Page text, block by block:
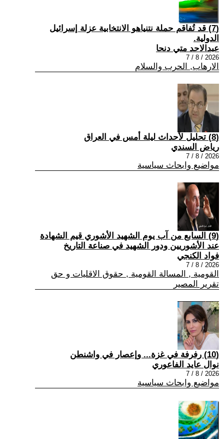
(7) قد تُفاقم حملة نتنياهو الانتخابية عزلة إسرائيل
الدولية.
عبدالاحد متي دنحا
2026 / 8 / 7
الارهاب, الحرب والسلام
(8) تحليل لأحداث ليلة أمس في العراق
رياض السندي
2026 / 8 / 7
مواضيع وابحاث سياسية
(9) السابع من آب يوم الشهيد الأشوري قيم الشهادة
عند الأشوريين ودور الشهيد في صناعة التاريخ
فواد الكنجي
2026 / 8 / 7
القومية , المسالة القومية , حقوق الاقليات و حق
تقرير المصير
(10) رفرفة في غزة... وإعصار في واشنطن
نوال عايد الفاعوري
2026 / 8 / 7
مواضيع وابحاث سياسية